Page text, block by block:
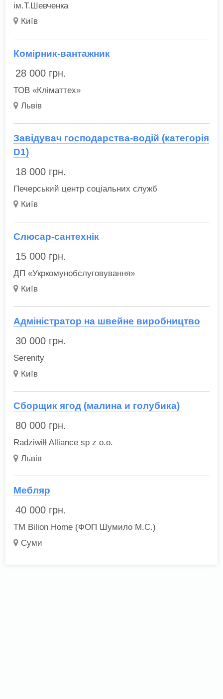
ім.Т.Шевченка
Київ
Комірник-вантажник
28 000 грн.
ТОВ «Кліматтех»
Львів
Завідувач господарства-водій (категорія
D1)
18 000 грн.
Печерський центр соціальних служб
Київ
Слюсар-сантехнік
15 000 грн.
ДП «Укркомунобслуговування»
Київ
Адміністратор на швейне виробництво
30 000 грн.
Serenity
Київ
Сборщик ягод (малина и голубика)
80 000 грн.
Radziwiłł Alliance sp z o.o.
Львів
Мебляр
40 000 грн.
ТМ Bilion Home (ФОП Шумило М.С.)
Суми